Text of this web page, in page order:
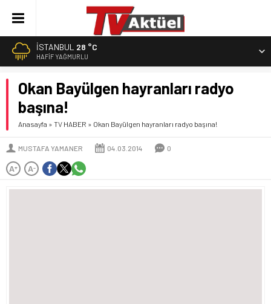
İSTANBUL 28 °C
HAFIF YAĞMURLU
Okan Bayülgen hayranları radyo
başına!
Anasayfa » TV HABER » Okan Bayülgen hayranları radyo başına!
MUSTAFA YAMANER 04.03.2014 0
A+ A-